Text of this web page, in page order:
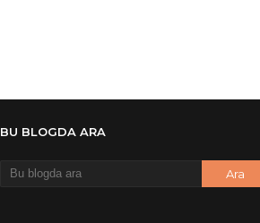
Anonymous
dedezıplatan31 beğend👌
BU BLOGDA ARA